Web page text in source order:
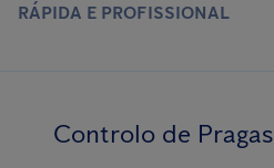
RÁPIDA E PROFISSIONAL
Controlo de Pragas